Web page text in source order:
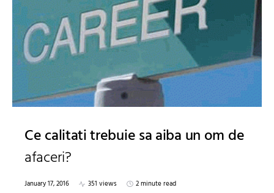
Ce calitati trebuie sa aiba un om de
afaceri?
January 17, 2016 351 views 2 minute read